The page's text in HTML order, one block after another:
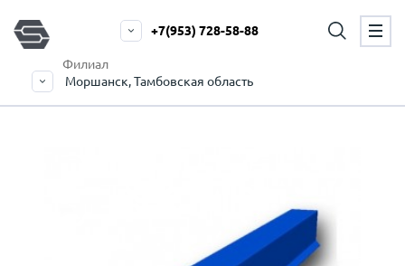
Филиал
Моршанск, Тамбовская область
+7(953) 728-58-88